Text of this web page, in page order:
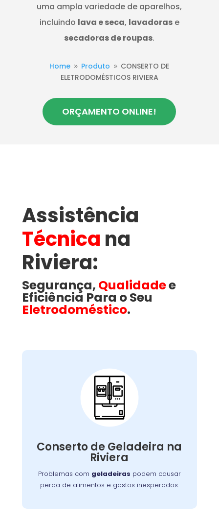
uma ampla variedade de aparelhos,
incluindo lava e seca, lavadorase
secadoras de roupas.
Home 9 Produto 9 CONSERTO DE
ELETRODOMÉSTICOS RIVIERA
ORÇAMENTO ONLINE!
Assistência
Técnica na
Riviera​:
Segurança, Qualidadee
Eficiência Para o Seu
Eletrodoméstico.
Conserto de Geladeira na
Riviera
Problemas com geladeiras podem causar
perda de alimentos e gastos inesperados.
Conserto de
Galadeira:
Nossos especialistas estão prontos para
ou componentes elétricos, garantindo a
conservação adequada dos alimentos.